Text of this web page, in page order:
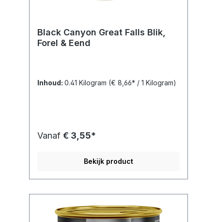
Black Canyon Great Falls Blik,
Forel & Eend
Inhoud: 0.41 Kilogram (€ 8,66* / 1 Kilogram)
Vanaf € 3,55*
Bekijk product